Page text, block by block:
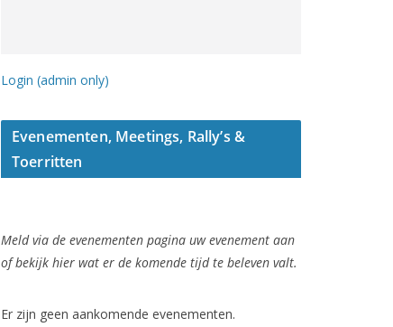
Login (admin only)
Evenementen, Meetings, Rally’s &
Toerritten
Meld via de evenementen pagina uw evenement aan
of bekijk hier wat er de komende tijd te beleven valt.
Er zijn geen aankomende evenementen.